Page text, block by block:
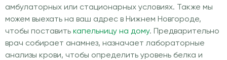
амбулаторных или стационарных условиях. Также мы
можем выехать на ваш адрес в Нижнем Новгороде,
чтобы поставить капельницу на дому. Предварительно
врач собирает анамнез, назначает лабораторные
анализы крови, чтобы определить уровень белка и